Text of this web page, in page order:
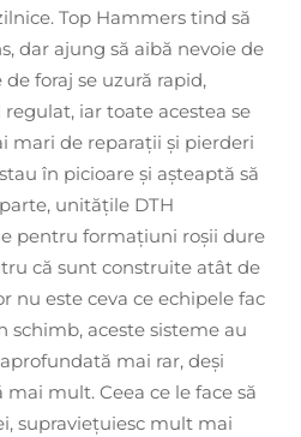
Top Hammers tind să
dar ajung să aibă nevoie de
foraj se uzură rapid,
iar toate acestea se
mari de reparaţii şi pierderi
în picioare şi aşteaptă să
unitățile DTH
pentru formațiuni roșii dure
că sunt construite atât de
nu este ceva ce echipele fac
schimb, aceste sisteme au
mai rar, deși
mult. Ceea ce le face să
supraviețuiesc mult mai